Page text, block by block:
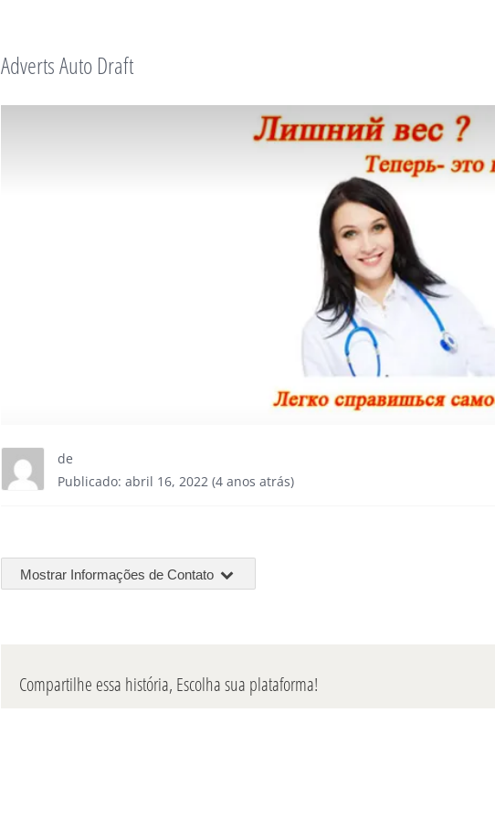
Adverts Auto Draft
de
Publicado: abril 16, 2022 (4 anos atrás)
Mostrar Informações de Contato
Compartilhe essa história, Escolha sua plataforma!